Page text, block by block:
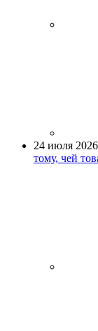
24 июля 2026
тому, чей